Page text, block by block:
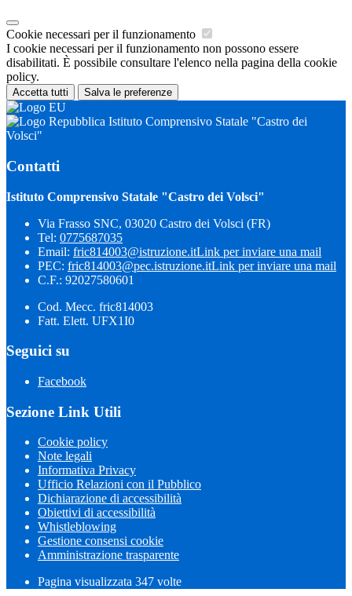
Cookie necessari per il funzionamento
I cookie necessari per il funzionamento non possono essere
disabilitati. È possibile consultare l'elenco nella pagina della cookie
policy.
Accetta tutti Salva le preferenze
Istituto Comprensivo Statale "Castro dei
Volsci"
Contatti
Istituto Comprensivo Statale "Castro dei Volsci"
Via Frasso SNC, 03020 Castro dei Volsci (FR)
Tel: 0775687035
Email: fric814003@istruzione.itLink per inviare una mail
PEC: fric814003@pec.istruzione.itLink per inviare una mail
C.F.: 92027580601
Cod. Mecc. fric814003
Fatt. Elett. UFX1I0
Seguici su
Facebook
Sezione Link Utili
Cookie policy
Note legali
Informativa Privacy
Ufficio Relazioni con il Pubblico
Dichiarazione di accessibilità
Obiettivi di accessibilità
Whistleblowing
Gestione consensi cookie
Amministrazione trasparente
Pagina visualizzata 347 volte